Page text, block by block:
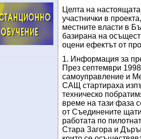
Целта на
участнички в
местните власти в
базирана на
оцени ефектът от
1. Информация за
През септември
самоуправление и
САЩ стартираха
техническо
време на тази фаза
от Съединените
работата по
Стара Загора и